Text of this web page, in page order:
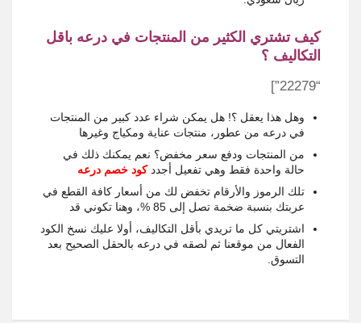
كيف تشتري الكثير من المنتجات في درعه باقل
التكاليف ؟
“22279”]
وهل هذا يعقل ؟! هل يمكن شراء عدد كبير من المنتجات
في درعه من عطور، منتجات عناية ومكياج وغيرها
من المنتجات ودفع سعر مخفض؟ نعم يمكنك ذلك في
حالة واحدة فقط وهي تفعيل أجددكود خصم درعه
تلك الرموز والأرقام تخفض لك من أسعار كافة القطع في
عربتك بنسبة ضخمة تصل إلى 85 %، وهنا تكوني قد
اشتريتي كل ما تريدي بأقل التكاليف، أولا عليك نسخ الكود
الفعال من موقعنا ثم لصقه في درعه بالحقل الصحيح بعد
التسوق.